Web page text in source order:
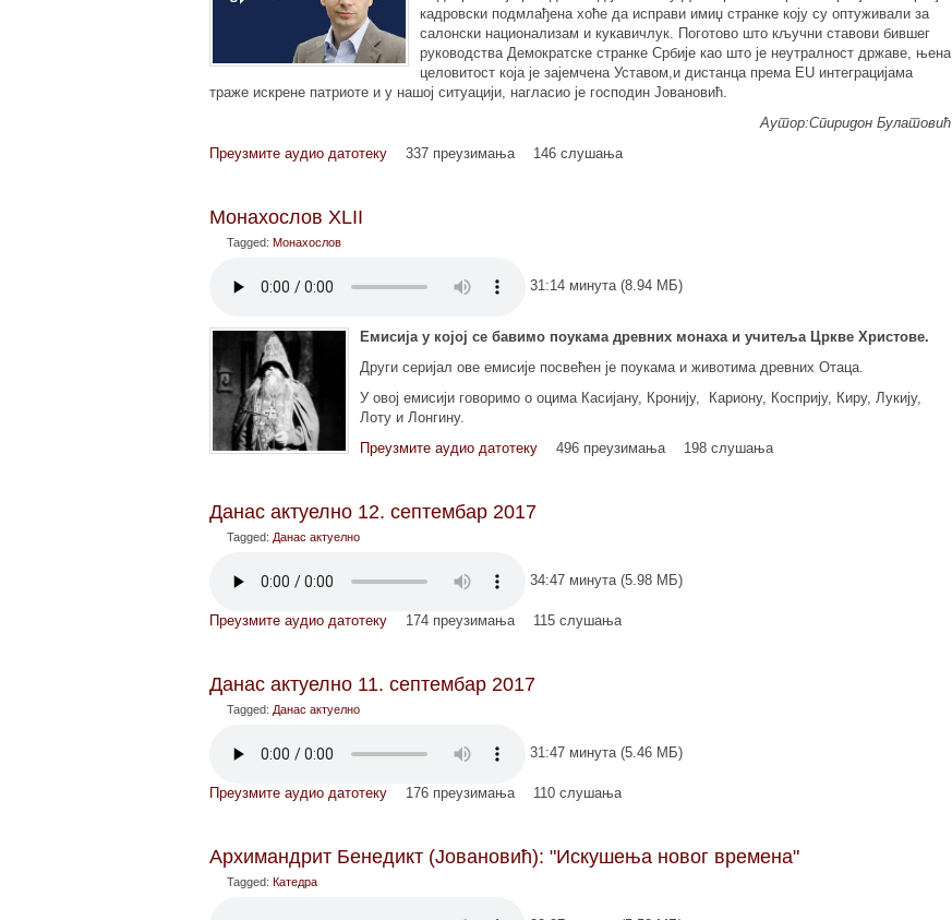
кадровски подмлађена хоће да исправи имиџ странке коју су оптуживали за
салонски национализам и кукавичлук. Поготово што кључни ставови бившег
руководства Демократске странке Србије као што је неутралност државе, њена
целовитост која је зајемчена Уставом,и дистанца према EU интеграцијама
траже искрене патриоте и у нашој ситуацији, нагласио је господин Јовановић.
Аутор:Спиридон Булатовић
Преузмите аудио датотеку
337 преузимања 146 слушања
Монахослов XLII
Tagged: Монахослов
31:14 минута (8.94 МБ)
Емисија у којoj се бавимо поукама древних монаха и учитеља Цркве Христове.
Други серијал ове емисије посвећен је поукама и животима древних Отаца.
У овој емисији говоримо о оцима Касијану, Кронију, Кариону, Косприју, Киру, Лукију,
Лоту и Лонгину.
Преузмите аудио датотеку
496 преузимања 198 слушања
Данас актуелно 12. септембар 2017
Tagged: Данас актуелно
34:47 минута (5.98 МБ)
Преузмите аудио датотеку 174 преузимања 115 слушања
Данас актуелно 11. септембар 2017
Tagged: Данас актуелно
31:47 минута (5.46 МБ)
Преузмите аудио датотеку 176 преузимања 110 слушања
Архимандрит Бенедикт (Јовановић): "Искушења новог времена"
Tagged: Катедра